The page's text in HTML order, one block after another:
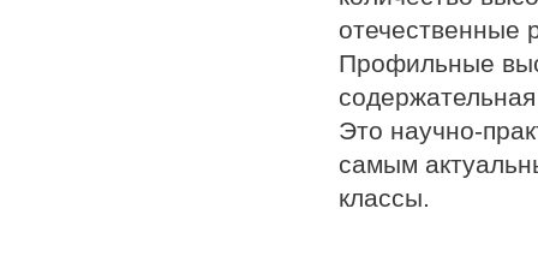
отечественные
Профильные
Это научно-
самым
классы.